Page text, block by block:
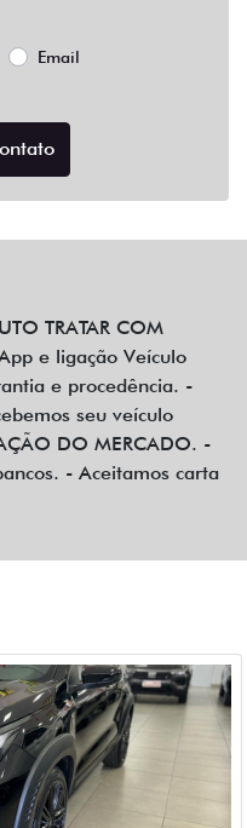
Email
TRATAR COM
e ligação Veículo
e procedência. -
seu veículo
DO MERCADO. -
- Aceitamos carta